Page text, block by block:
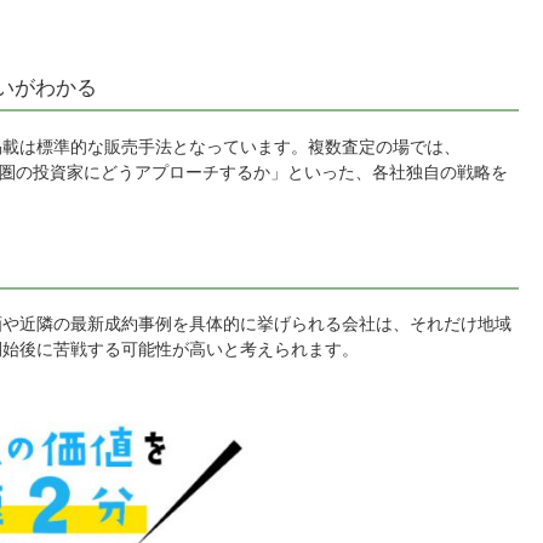
がわかる
標準的な販売手法となっています。複数査定の場では、
投資家にどうアプローチするか」といった、各社独自の戦略を
近隣の最新成約事例を具体的に挙げられる会社は、それだけ地域
後に苦戦する可能性が高いと考えられます。